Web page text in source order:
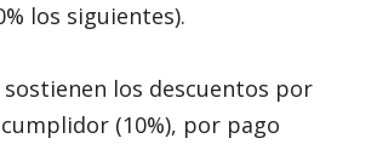
los siguientes).
sostienen los descuentos por
(10%), por pago